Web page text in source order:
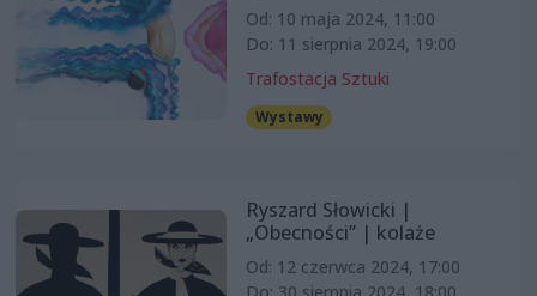
Od: 10 maja 2024, 11:00
Do: 11 sierpnia 2024, 19:00
Trafostacja Sztuki
Wystawy
Ryszard Słowicki |
„Obecności” | kolaże
Od: 12 czerwca 2024, 17:00